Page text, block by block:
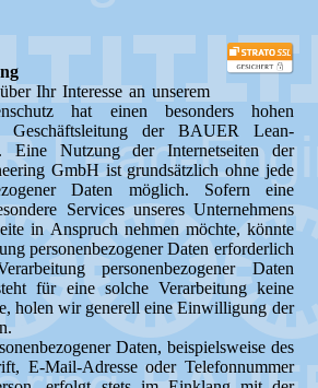
Ihr Interesse an unserem
hat einen besonders hohen
der BAUER Lean-
Eine Nutzung der Internetseiten der
GmbH ist grundsätzlich ohne jede
Daten möglich. Sofern eine
Services unseres Unternehmens
in Anspruch nehmen möchte, könnte
personenbezogener Daten erforderlich
personenbezogener Daten
für eine solche Verarbeitung keine
holen wir generell eine Einwilligung der
Daten, beispielsweise des
E-Mail-Adresse oder Telefonnummer